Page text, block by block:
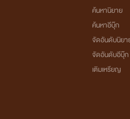
ค้นหานิยาย
ค้นหาอีบุ๊ก
จัดอันดับนิยา
จัดอันดับอีบุ๊ก
เติมเหรียญ